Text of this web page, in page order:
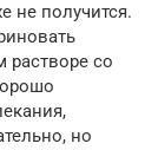
не получится.
растворе со
но